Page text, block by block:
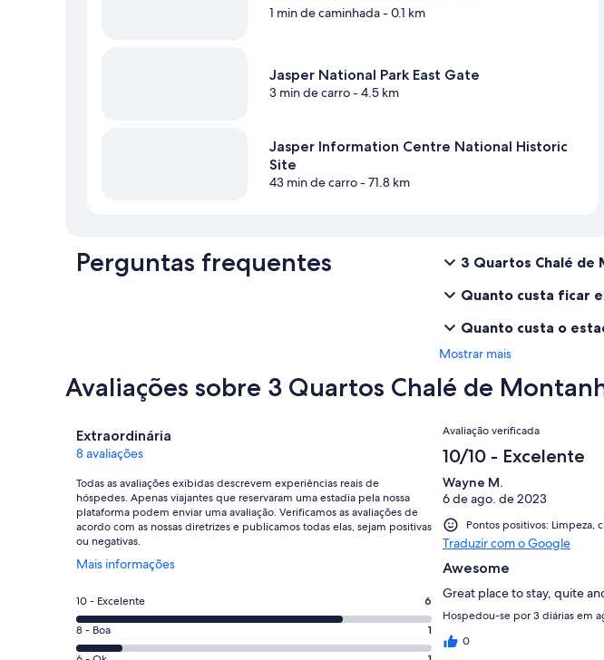
1 min de caminhada- 0.1 km
Jasper National Park East Gate
3 min de carro- 4.5 km
Jasper Information Centre National Historic
Site
43 min de carro- 71.8 km
Perguntas frequentes
3 Quartos Chalé de
Quanto custa ficar
Quanto custa o
Mostrar mais
Avaliações sobre 3 Quartos Chalé de
Avaliações
Extraordinária
8 avaliações
Todas as avaliações exibidas descrevem experiências reais de
hóspedes. Apenas viajantes que reservaram uma estadia pela nossa
plataforma podem enviar uma avaliação. Verificamos as avaliações de
acordo com as nossas diretrizes e publicamos todas elas, sejam positivas
ou negativas.
Mais informações
Abre
uma
nova
janela
Nota
10
-
10 - Excelente 6
Nota
8
8 - Boa 1
Avaliações
Avaliação verificada
10/10 - Excelente
Wayne M.
6 de ago. de 2023
Pontos positivos: Limpeza,
Traduzir com o Google
Awesome
Great place to stay, quite
Hospedou-se por 3 diárias em
0